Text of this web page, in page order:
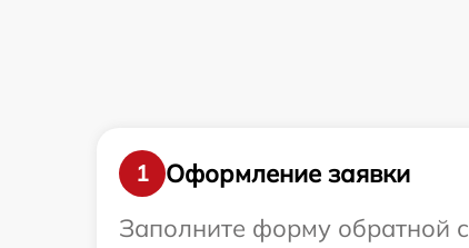
1
Оформление заявки
Заполните форму обратной